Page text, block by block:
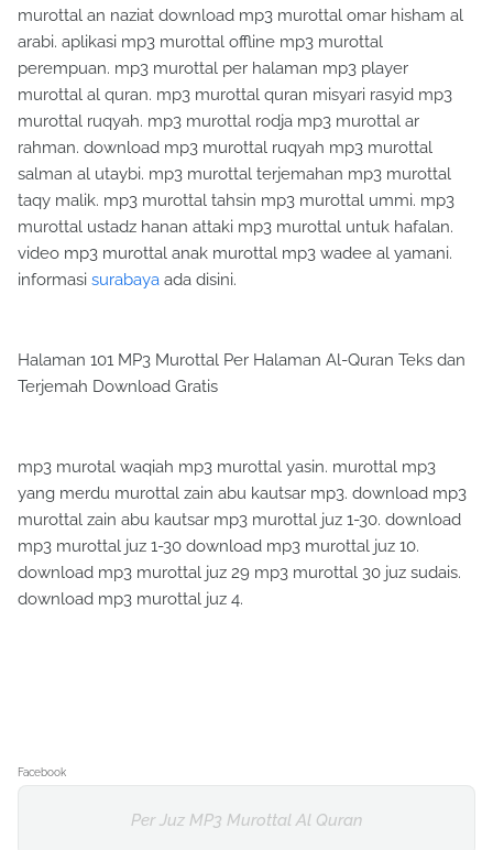
murottal an naziat download mp3 murottal omar hisham al
arabi. aplikasi mp3 murottal offline mp3 murottal
perempuan. mp3 murottal per halaman mp3 player
murottal al quran. mp3 murottal quran misyari rasyid mp3
murottal ruqyah. mp3 murottal rodja mp3 murottal ar
rahman. download mp3 murottal ruqyah mp3 murottal
salman al utaybi. mp3 murottal terjemahan mp3 murottal
taqy malik. mp3 murottal tahsin mp3 murottal ummi. mp3
murottal ustadz hanan attaki mp3 murottal untuk hafalan.
video mp3 murottal anak murottal mp3 wadee al yamani.
informasi surabaya ada disini.
Halaman 101 MP3 Murottal Per Halaman Al-Quran Teks dan
Terjemah Download Gratis
mp3 murotal waqiah mp3 murottal yasin. murottal mp3
yang merdu murottal zain abu kautsar mp3. download mp3
murottal zain abu kautsar mp3 murottal juz 1-30. download
mp3 murottal juz 1-30 download mp3 murottal juz 10.
download mp3 murottal juz 29 mp3 murottal 30 juz sudais.
download mp3 murottal juz 4.
Facebook
Per Juz MP3 Murottal Al Quran